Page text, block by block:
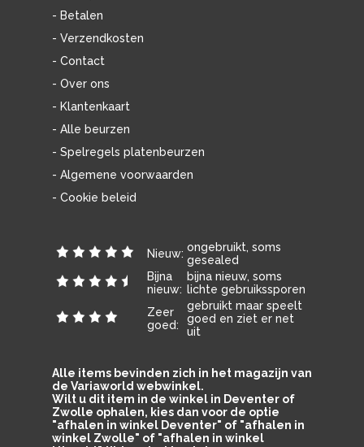
- Betalen
- Verzendkosten
- Contact
- Over ons
- Klantenkaart
- Alle beurzen
- Spelregels platenbeurzen
- Algemene voorwaarden
- Cookie beleid
Nieuw: ongebruikt, soms
gesealed
Bijna
nieuw:
bijna nieuw, soms
lichte gebruikssporen
Zeer
goed:
gebruikt maar speelt
goed en ziet er net
uit
Alle items bevinden zich in het magazijn van
de Variaworld webwinkel.
Wilt u dit item in de winkel in Deventer of
Zwolle ophalen, kies dan voor de optie
"afhalen in winkel Deventer" of "afhalen in
winkel Zwolle" of "afhalen in winkel